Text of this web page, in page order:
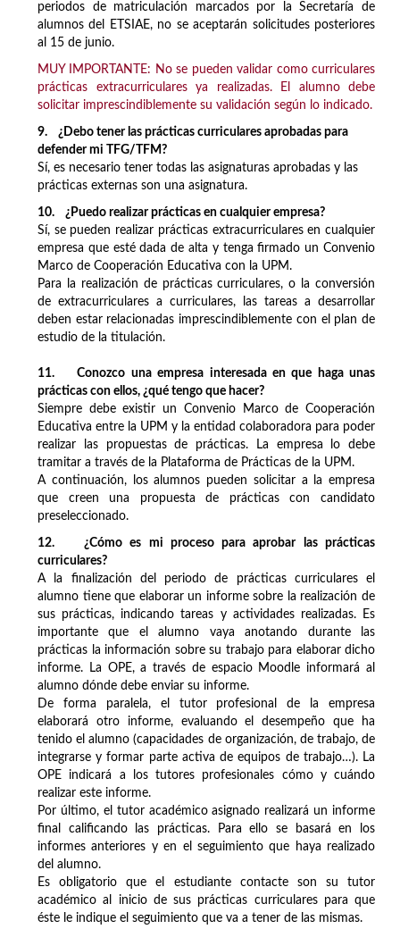
periodos de matriculación marcados por la Secretaría de
alumnos del ETSIAE, no se aceptarán solicitudes posteriores
al 15 de junio.
MUY IMPORTANTE: No se pueden validar como curriculares
prácticas extracurriculares ya realizadas. El alumno debe
solicitar imprescindiblemente su validación según lo indicado.
9. ¿Debo tener las prácticas curriculares aprobadas para
defender mi TFG/TFM?
Sí, es necesario tener todas las asignaturas aprobadas y las
prácticas externas son una asignatura.
10. ¿Puedo realizar prácticas en cualquier empresa?
Sí, se pueden realizar prácticas extracurriculares en cualquier
empresa que esté dada de alta y tenga firmado un Convenio
Marco de Cooperación Educativa con la UPM.
Para la realización de prácticas curriculares, o la conversión
de extracurriculares a curriculares, las tareas a desarrollar
deben estar relacionadas imprescindiblemente con el plan de
estudio de la titulación.
11. Conozco una empresa interesada en que haga unas
prácticas con ellos, ¿qué tengo que hacer?
Siempre debe existir un Convenio Marco de Cooperación
Educativa entre la UPM y la entidad colaboradora para poder
realizar las propuestas de prácticas. La empresa lo debe
tramitar a través de la Plataforma de Prácticas de la UPM.
A continuación, los alumnos pueden solicitar a la empresa
que creen una propuesta de prácticas con candidato
preseleccionado.
12. ¿Cómo es mi proceso para aprobar las prácticas
curriculares?
A la finalización del periodo de prácticas curriculares el
alumno tiene que elaborar un informe sobre la realización de
sus prácticas, indicando tareas y actividades realizadas. Es
importante que el alumno vaya anotando durante las
prácticas la información sobre su trabajo para elaborar dicho
informe. La OPE, a través de espacio Moodle informará al
alumno dónde debe enviar su informe.
De forma paralela, el tutor profesional de la empresa
elaborará otro informe, evaluando el desempeño que ha
tenido el alumno (capacidades de organización, de trabajo, de
integrarse y formar parte activa de equipos de trabajo…). La
OPE indicará a los tutores profesionales cómo y cuándo
realizar este informe.
Por último, el tutor académico asignado realizará un informe
final calificando las prácticas. Para ello se basará en los
informes anteriores y en el seguimiento que haya realizado
del alumno.
Es obligatorio que el estudiante contacte son su tutor
académico al inicio de sus prácticas curriculares para que
éste le indique el seguimiento que va a tener de las mismas.